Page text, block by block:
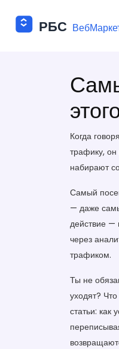
Когда
трафику, он
набирают
Самый
— даже
действие —
через
трафиком.
Ты не
уходят?
статьи: как